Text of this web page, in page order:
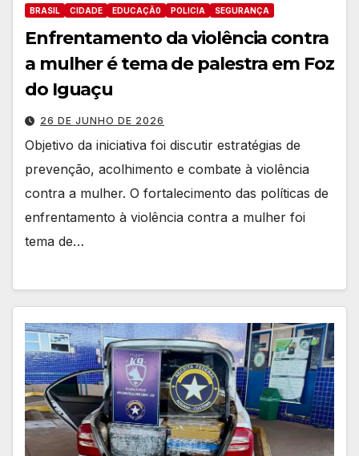
BRASIL CIDADE EDUCAÇÃ0 POLICIA SEGURANÇA
Enfrentamento da violência contra
a mulher é tema de palestra em Foz
do Iguaçu
26 DE JUNHO DE 2026
Objetivo da iniciativa foi discutir estratégias de
prevenção, acolhimento e combate à violência
contra a mulher. O fortalecimento das políticas de
enfrentamento à violência contra a mulher foi
tema de…